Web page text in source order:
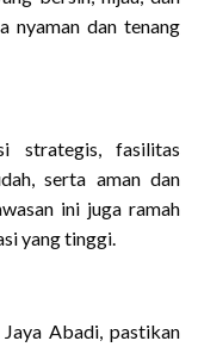
nyaman dan tenang
strategis, fasilitas
serta aman dan
ini juga ramah
yang tinggi.
Abadi, pastikan